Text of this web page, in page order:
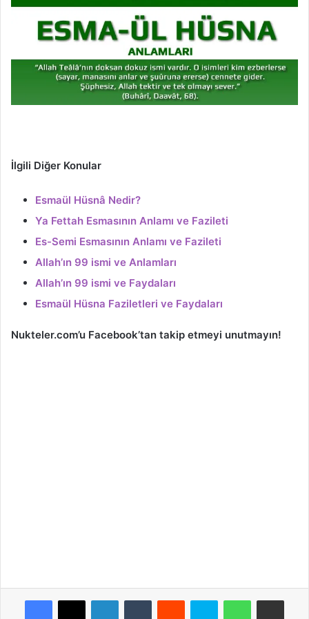
İlgili Diğer Konular
Esmaül Hüsnâ Nedir?
Ya Fettah Esmasının Anlamı ve Fazileti
Es-Semi Esmasının Anlamı ve Fazileti
Allah’ın 99 ismi ve Anlamları
Allah’ın 99 ismi ve Faydaları
Esmaül Hüsna Faziletleri ve Faydaları
Nukteler.com’u Facebook’tan takip etmeyi unutmayın!